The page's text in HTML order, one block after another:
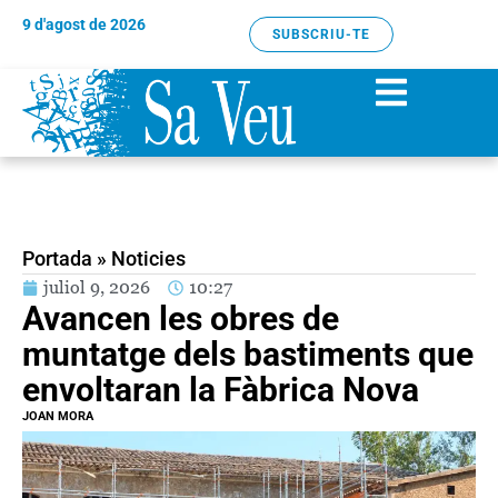
9 d'agost de 2026
SUBSCRIU-TE
Portada » Noticies
juliol 9, 2026 10:27
Avancen les obres de
muntatge dels bastiments que
envoltaran la Fàbrica Nova
JOAN MORA